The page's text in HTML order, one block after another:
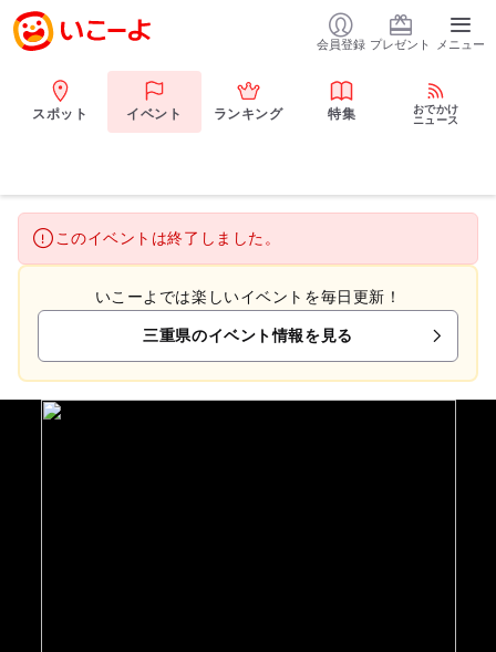
会員登録 プレゼント メニュー
スポット イベント ランキング 特集
おでかけ
ニュース
このイベントは終了しました。
いこーよでは楽しいイベントを毎日更新！
三重県のイベント情報を見る